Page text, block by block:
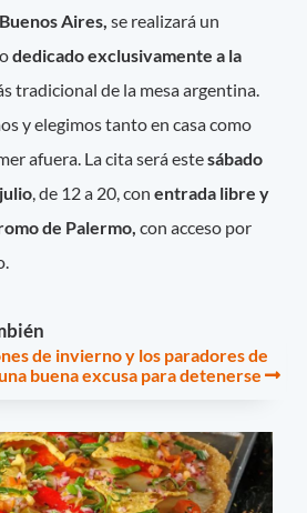
Aires, se realizará un
dedicado exclusivamente a la
tradicional de la mesa argentina.
y elegimos tanto en casa como
afuera. La cita será estesábado
, de 12 a 20, con entrada libre y
de Palermo, con acceso por
de invierno y los paradores de
buena excusa para detenerse